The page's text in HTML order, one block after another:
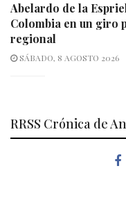
Abelardo de la
Colombia en un giro
regional
SÁBADO, 8 AGOSTO 2026
RRSS Crónica de